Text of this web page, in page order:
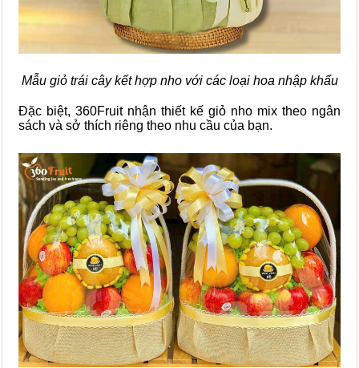
Mẫu giỏ trái cây kết hợp nho với các loại hoa nhập khẩu
Đặc biệt, 360Fruit nhận thiết kế giỏ nho mix theo ngân
sách và sở thích riêng theo nhu cầu của bạn.